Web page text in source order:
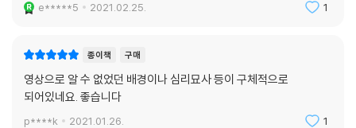
e*****5 2021.02.25. 1
종이책 구매
영상으로 알 수 없었던 배경이나 심리묘사 등이 구체적으로
되어있네요. 좋습니다
p****k 2021.01.26. 1